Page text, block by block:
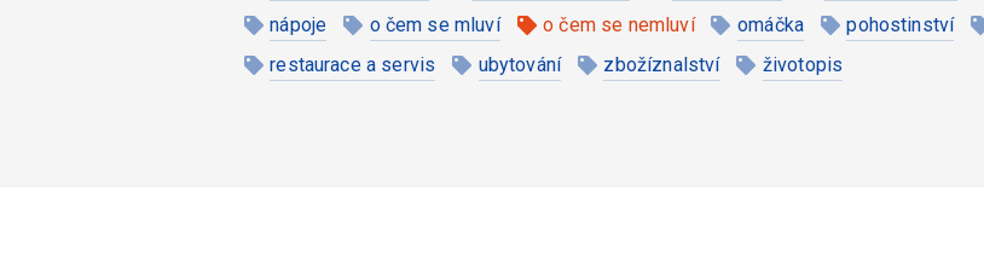
nápoje
o čem se mluví o čem se nemluví omáčka pohostinství
restaurace a servis
ubytování zbožíznalství životopis